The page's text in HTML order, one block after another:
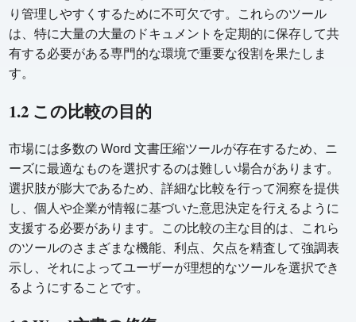
り管理しやすくするために不可欠です。これらのツール
は、特に大量の大量のドキュメントを定期的に保存して共
有する必要がある専門的な環境で重要な役割を果たしま
す。
1.2 この比較の目的
市場には多数の Word 文書圧縮ツールが存在するため、ニ
ーズに最適なものを選択するのは難しい場合があります。
選択肢が膨大であるため、詳細な比較を行って洞察を提供
し、個人や企業が情報に基づいた意思決定を行えるように
支援する必要があります。この比較の主な目的は、これら
のツールのさまざまな機能、利点、欠点を精査して強調表
示し、それによってユーザーが理想的なツールを選択でき
るようにすることです。